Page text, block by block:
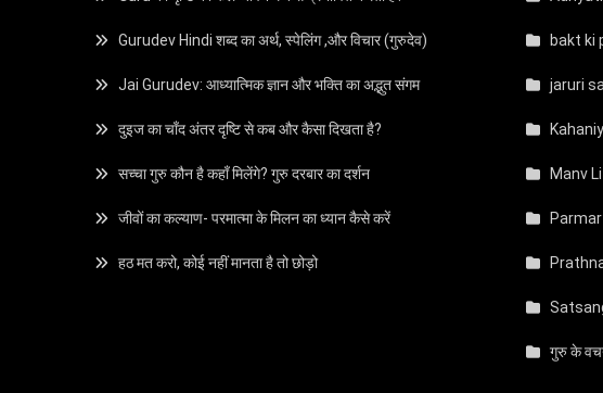
Gurudev Hindi शब्द का अर्थ, स्पेलिंग ,और विचार (गुरुदेव)
Jai Gurudev: आध्यात्मिक ज्ञान और भक्ति का अद्भुत संगम
दुइज का चाँद अंतर दृष्टि से कब और कैसा दिखता है?
सच्चा गुरु कौन है कहाँ मिलेंगे? गुरु दरबार का दर्शन
जीवों का कल्याण- परमात्मा के मिलन का ध्यान कैसे करें
हठ मत करो, कोई नहीं मानता है तो छोड़ो
bakt ki
jaruri
Manv
गुरु के